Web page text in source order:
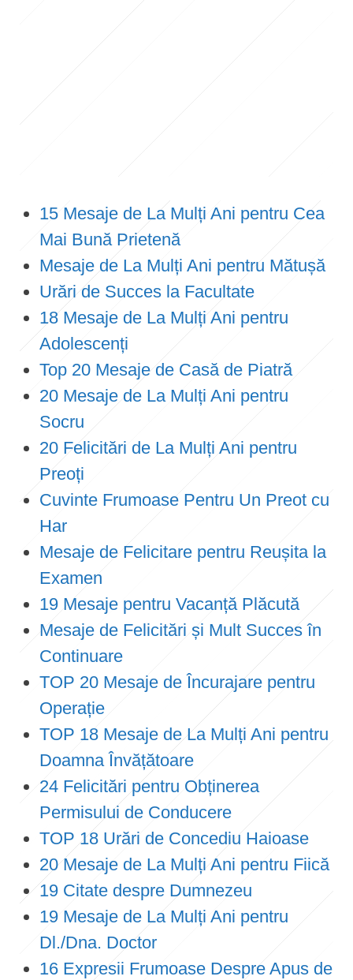
15 Mesaje de La Mulți Ani pentru Cea
Mai Bună Prietenă
Mesaje de La Mulți Ani pentru Mătușă
Urări de Succes la Facultate
18 Mesaje de La Mulți Ani pentru
Adolescenți
Top 20 Mesaje de Casă de Piatră
20 Mesaje de La Mulți Ani pentru
Socru
20 Felicitări de La Mulți Ani pentru
Preoți
Cuvinte Frumoase Pentru Un Preot cu
Har
Mesaje de Felicitare pentru Reușita la
Examen
19 Mesaje pentru Vacanță Plăcută
Mesaje de Felicitări și Mult Succes în
Continuare
TOP 20 Mesaje de Încurajare pentru
Operație
TOP 18 Mesaje de La Mulți Ani pentru
Doamna Învățătoare
24 Felicitări pentru Obținerea
Permisului de Conducere
TOP 18 Urări de Concediu Haioase
20 Mesaje de La Mulți Ani pentru Fiică
19 Citate despre Dumnezeu
19 Mesaje de La Mulți Ani pentru
Dl./Dna. Doctor
16 Expresii Frumoase Despre Apus de